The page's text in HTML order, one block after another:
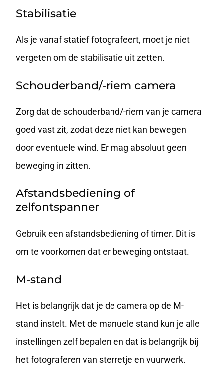
Stabilisatie
Als je vanaf statief fotografeert, moet je niet
vergeten om de stabilisatie uit zetten.
Schouderband/-riem camera
Zorg dat de schouderband/-riem van je camera
goed vast zit, zodat deze niet kan bewegen
door eventuele wind. Er mag absoluut geen
beweging in zitten.
Afstandsbediening of
zelfontspanner
Gebruik een afstandsbediening of timer. Dit is
om te voorkomen dat er beweging ontstaat.
M-stand
Het is belangrijk dat je de camera op de M-
stand instelt. Met de manuele stand kun je alle
instellingen zelf bepalen en dat is belangrijk bij
het fotograferen van sterretje en vuurwerk.